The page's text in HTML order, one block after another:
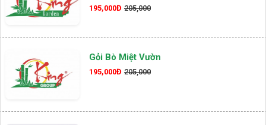
195,000Đ 205,000
Gỏi Bò Miệt Vườn
195,000Đ 205,000